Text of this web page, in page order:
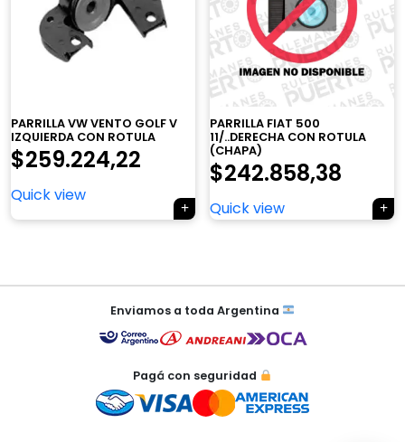
PARRILLA VW VENTO GOLF V
IZQUIERDA CON ROTULA
$259.224,22
Quick view
PARRILLA FIAT 500
11/..DERECHA CON ROTULA
(CHAPA)
$242.858,38
Quick view
entradas
Enviamos a toda Argentina
Pagá con seguridad
×
Tu carrito está vacío.